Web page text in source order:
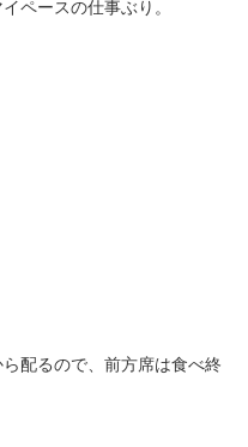
ペースの仕事ぶり。
配るので、前方席は食べ終